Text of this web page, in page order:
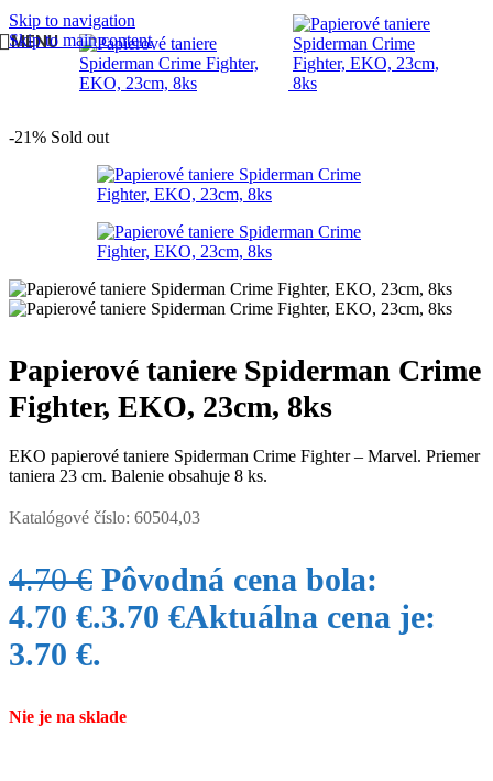
Skip to navigation
Skip to main content
MENU
DETSKÁ OSLAVA/ Oslava pre chlapca/ Spiderman
-21% Sold out
Papierové taniere Spiderman Crime
Fighter, EKO, 23cm, 8ks
EKO papierové taniere Spiderman Crime Fighter – Marvel. Priemer
taniera 23 cm. Balenie obsahuje 8 ks.
Katalógové číslo: 60504,03
4.70€ Pôvodná cena bola:
4.70 €.3.70 €Aktuálna cena je:
3.70 €.
Nie je na sklade